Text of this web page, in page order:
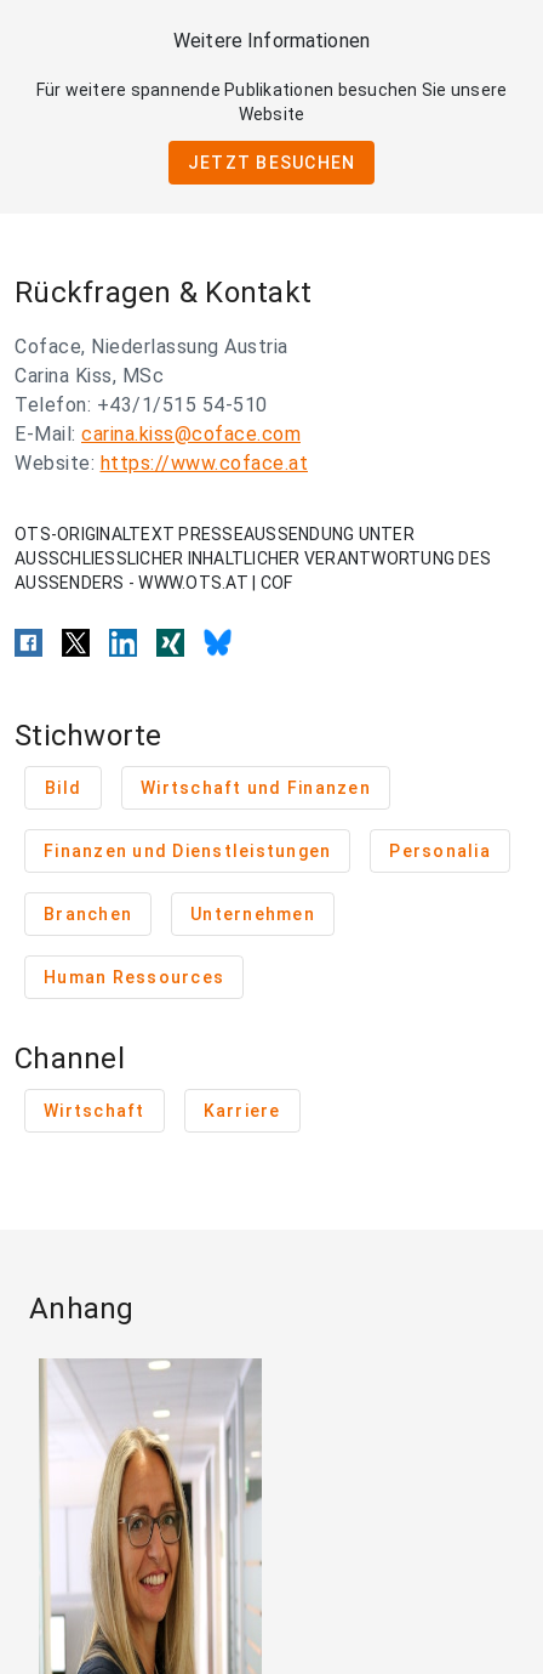
Weitere Informationen
Für weitere spannende Publikationen besuchen Sie unsere
Website
JETZT BESUCHEN
Rückfragen & Kontakt
Coface, Niederlassung Austria
Carina Kiss, MSc
Telefon: +43/1/515 54-510
E-Mail: carina.kiss@coface.com
Website: https://www.coface.at
OTS-ORIGINALTEXT PRESSEAUSSENDUNG UNTER
AUSSCHLIESSLICHER INHALTLICHER VERANTWORTUNG DES
AUSSENDERS - WWW.OTS.AT | COF
Stichworte
Bild Wirtschaft und Finanzen
Finanzen und Dienstleistungen Personalia
Branchen Unternehmen
Human Ressources
Channel
Wirtschaft Karriere
Anhang